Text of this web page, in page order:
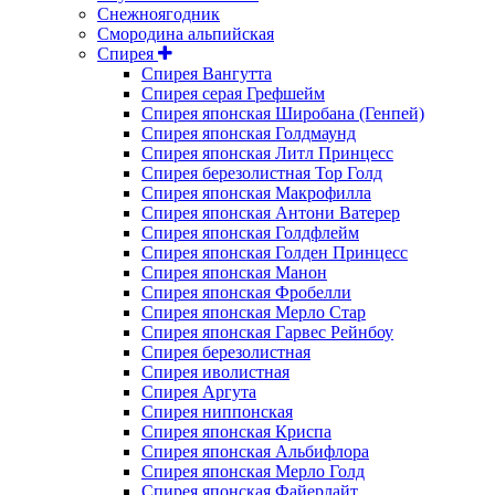
Снежноягодник
Смородина альпийская
Спирея
Спирея Вангутта
Спирея серая Грефшейм
Спирея японская Широбана (Генпей)
Спирея японская Голдмаунд
Спирея японская Литл Принцесс
Спирея березолистная Тор Голд
Спирея японская Макрофилла
Спирея японская Антони Ватерер
Спирея японская Голдфлейм
Спирея японская Голден Принцесс
Спирея японская Манон
Спирея японская Фробелли
Спирея японская Мерло Стар
Спирея японская Гарвес Рейнбоу
Спирея березолистная
Спирея иволистная
Спирея Аргута
Спирея ниппонская
Спирея японская Криспа
Спирея японская Альбифлора
Спирея японская Мерло Голд
Спирея японская Файерлайт